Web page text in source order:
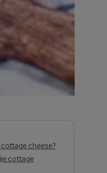
cheese?
cottage